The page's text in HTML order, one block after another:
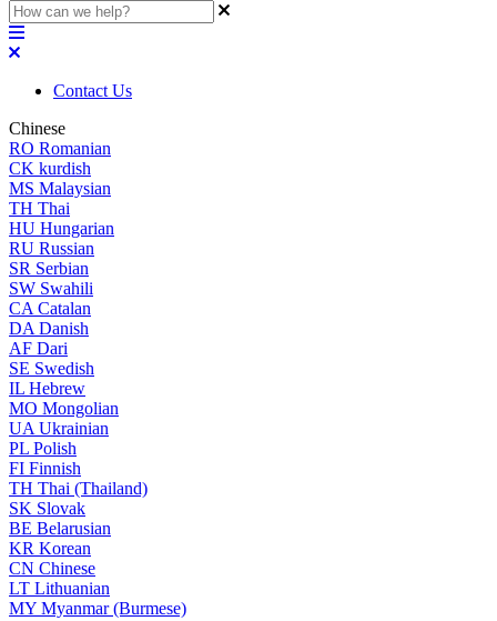
Contact Us
Chinese
RO Romanian
CK kurdish
MS Malaysian
TH Thai
HU Hungarian
RU Russian
SR Serbian
SW Swahili
CA Catalan
DA Danish
AF Dari
SE Swedish
IL Hebrew
MO Mongolian
UA Ukrainian
PL Polish
FI Finnish
TH Thai (Thailand)
SK Slovak
BE Belarusian
KR Korean
CN Chinese
LT Lithuanian
MY Myanmar (Burmese)